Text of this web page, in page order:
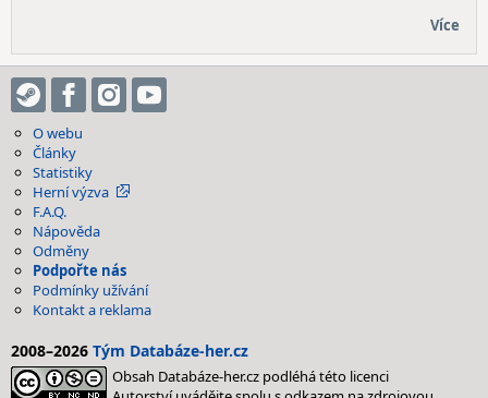
Více
O webu
Články
Statistiky
Herní výzva
F.A.Q.
Nápověda
Odměny
Podpořte nás
Podmínky užívání
Kontakt a reklama
2008–2026 Tým Databáze-her.cz
Obsah Databáze-her.cz podléhá této licenci